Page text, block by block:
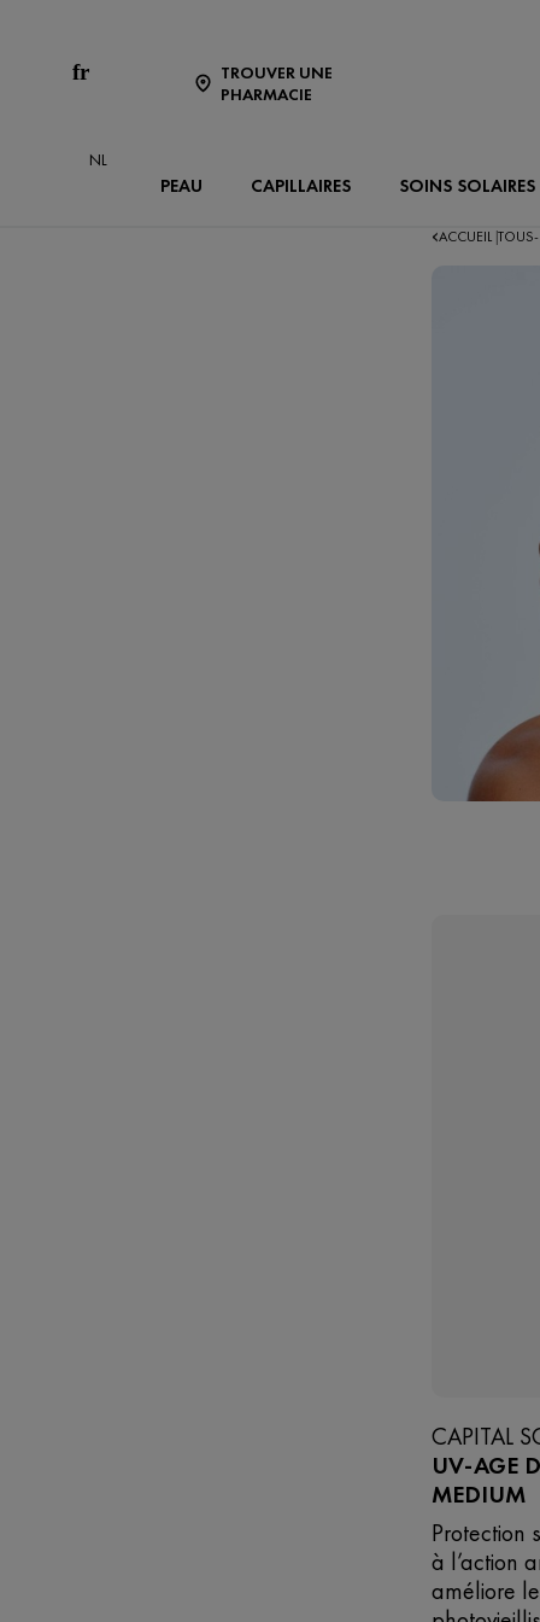
fr
NL
TROUVER UNE
PHARMACIE
PEAU CAPILLAIRES SOINS SOLAIRES
ACCUEIL |
CAPITAL
UV-AGE
MEDIUM
Protection
à l’action
améliore